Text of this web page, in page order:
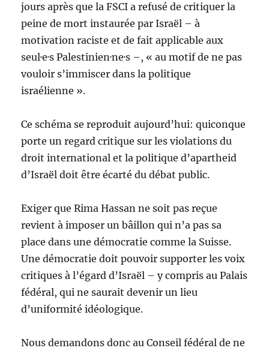
jours après que la FSCI a refusé de critiquer la
peine de mort instaurée par Israël – à
motivation raciste et de fait applicable aux
seul·e·s Palestinien·ne·s –, « au motif de ne pas
vouloir s’immiscer dans la politique
israélienne ».
Ce schéma se reproduit aujourd’hui: quiconque
porte un regard critique sur les violations du
droit international et la politique d’apartheid
d’Israël doit être écarté du débat public.
Exiger que Rima Hassan ne soit pas reçue
revient à imposer un bâillon qui n’a pas sa
place dans une démocratie comme la Suisse.
Une démocratie doit pouvoir supporter les voix
critiques à l’égard d’Israël – y compris au Palais
fédéral, qui ne saurait devenir un lieu
d’uniformité idéologique.
Nous demandons donc au Conseil fédéral de ne